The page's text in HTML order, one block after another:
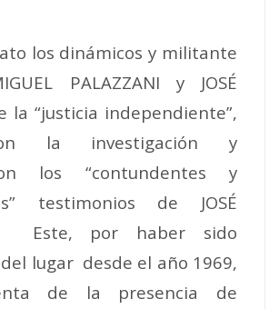
los dinámicos y militante
PALAZZANI y JOSÉ
la “justicia independiente”,
la investigación y
los “contundentes y
testimonios de JOSÉ
Este, por haber sido
lugar desde el año 1969,
de la presencia de